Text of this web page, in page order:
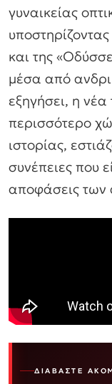
γυναικείας
υποστηρίζοντας
και της
μέσα από
εξηγήσει, η νέα
περισσότερο
ιστορίας,
συνέπειες που
αποφάσεις των
ΔΙΑΒΆΣΤΕ